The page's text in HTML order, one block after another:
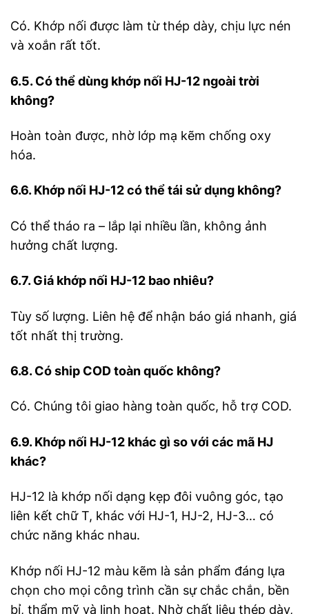
Có. Khớp nối được làm từ thép dày, chịu lực nén
và xoắn rất tốt.
6.5. Có thể dùng khớp nối HJ-12 ngoài trời
không?
Hoàn toàn được, nhờ lớp mạ kẽm chống oxy
hóa.
6.6. Khớp nối HJ-12 có thể tái sử dụng không?
Có thể tháo ra – lắp lại nhiều lần, không ảnh
hưởng chất lượng.
6.7. Giá khớp nối HJ-12 bao nhiêu?
Tùy số lượng. Liên hệ để nhận báo giá nhanh, giá
tốt nhất thị trường.
6.8. Có ship COD toàn quốc không?
Có. Chúng tôi giao hàng toàn quốc, hỗ trợ COD.
6.9. Khớp nối HJ-12 khác gì so với các mã HJ
khác?
HJ-12 là khớp nối dạng kẹp đôi vuông góc, tạo
liên kết chữ T, khác với HJ-1, HJ-2, HJ-3… có
chức năng khác nhau.
Khớp nối HJ-12 màu kẽm là sản phẩm đáng lựa
chọn cho mọi công trình cần sự chắc chắn, bền
bỉ, thẩm mỹ và linh hoạt. Nhờ chất liệu thép dày,